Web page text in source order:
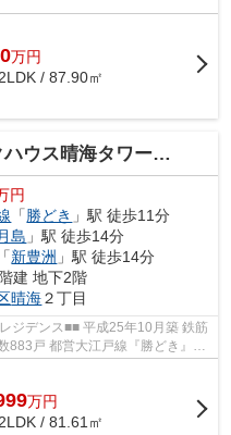
万円
/ 87.90㎡
海タワーズ クロノレジデンス
円
「 勝どき 」駅 徒歩11分
月島 」駅 徒歩14分
「新豊洲 」駅 徒歩14分
建 地下2階
晴海２丁目
25年10月築 鉄筋
勝どき』駅
万円
/ 81.61㎡